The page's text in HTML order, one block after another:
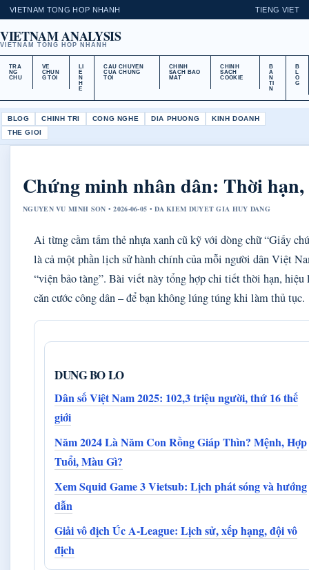
VIETNAM TONG HOP NHANH TIENG VIET
VIETNAM ANALYSIS
VIETNAM TONG HOP NHANH
TRA
NG
CHU
VE
CHUN
G TOI
LI
E
N
H
E
CAU CHUYEN
CUA CHUNG
TOI
CHINH
SACH BAO
MAT
CHINH
SACH
COOKIE
B
A
N
TI
N
B
L
O
G
BLOG CHINH TRI CONG NGHE DIA PHUONG
KINH DOANH
THE GIOI
Chứng minh nhân dân: Thời hạn,
NGUYEN VU MINH SON • 2026-06-05 • DA KIEM DUYET GIA HUY DANG
Ai từng cầm tấm thẻ nhựa xanh cũ kỹ với dòng chữ “Giấy
là cả một phần lịch sử hành chính của mỗi người dân Việt
“viện bảo tàng”. Bài viết này tổng hợp chi tiết thời hạn,
căn cước công dân – để bạn không lúng túng khi làm thủ tục.
DUNG BO LO
Dân số Việt Nam 2025: 102,3 triệu người, thứ 16 thế
giới
Năm 2024 Là Năm Con Rồng Giáp Thìn? Mệnh, Hợp
Tuổi, Màu Gì?
Xem Squid Game 3 Vietsub: Lịch phát sóng và hướng
dẫn
Giải vô địch Úc A-League: Lịch sử, xếp hạng, đội vô
địch